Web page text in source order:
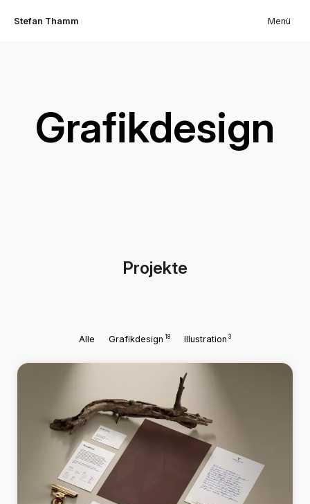
Stefan Thamm Menü
Grafikdesign
Projekte
Alle Grafikdesign 18 Illustration 3